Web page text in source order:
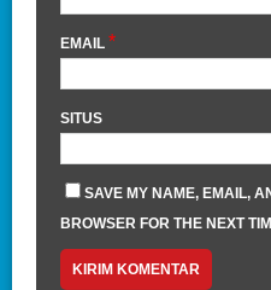
EMAIL *
SITUS
SAVE MY NAME, EMAIL,
BROWSER FOR THE NEXT